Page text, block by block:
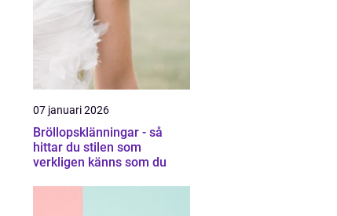
07 januari 2026
Bröllopsklänningar - så
hittar du stilen som
verkligen känns som du